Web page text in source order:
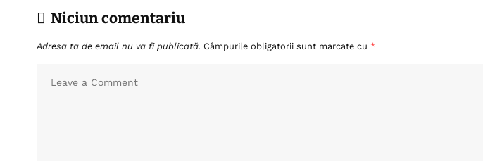
Niciun comentariu
Adresa ta de email nu va fi publicată. Câmpurile obligatorii sunt marcate cu *